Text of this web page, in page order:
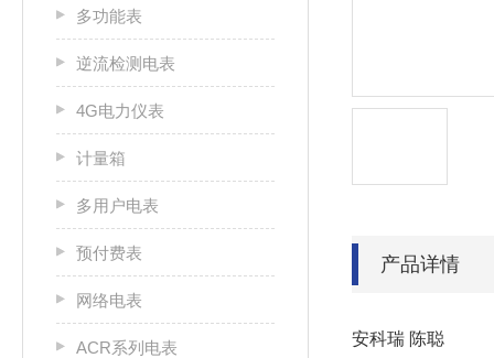
多功能表
逆流检测电表
4G电力仪表
计量箱
多用户电表
预付费表
网络电表
ACR系列电表
产品详情
安科瑞 陈聪